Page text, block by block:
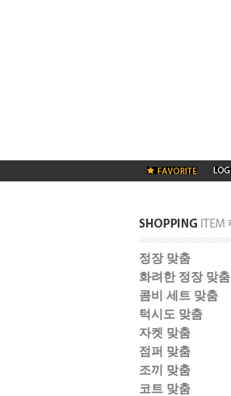
정장 맞춤
화려한 정장 맞춤
콤비 세트 맞춤
턱시도 맞춤
자켓 맞춤
점퍼 맞춤
조끼 맞춤
코트 맞춤